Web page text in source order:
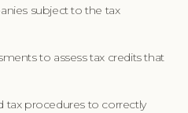
subject to the tax
to assess tax credits that
tax procedures to correctly